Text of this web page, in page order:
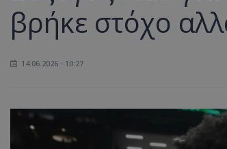
βρήκε στόχο
14.06.2026 - 10:27